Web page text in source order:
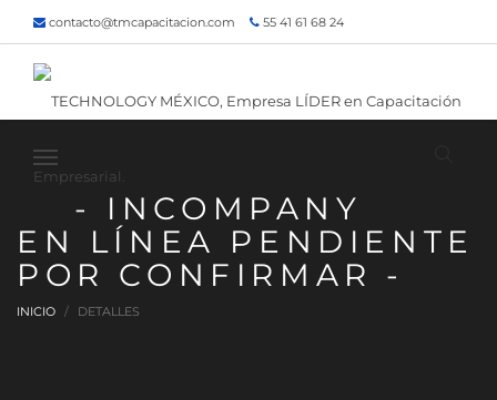
contacto@tmcapacitacion.com 55 41 61 68 24
55 47 60 80 49
Inicio ¿Quiénes somos? Contacto
¡Siguenos!
- INCOMPANY
EN LÍNEA PENDIENTE
POR CONFIRMAR -
INICIO DETALLES